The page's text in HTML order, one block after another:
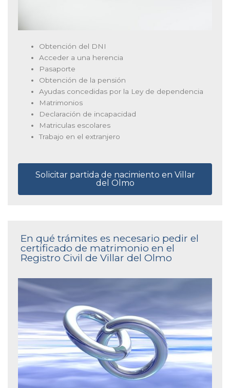
Obtención del DNI
Acceder a una herencia
Pasaporte
Obtención de la pensión
Ayudas concedidas por la Ley de dependencia
Matrimonios
Declaración de incapacidad
Matriculas escolares
Trabajo en el extranjero
Solicitar partida de nacimiento en Villar
del Olmo
En qué trámites es necesario pedir el
certificado de matrimonio en el
Registro Civil de Villar del Olmo